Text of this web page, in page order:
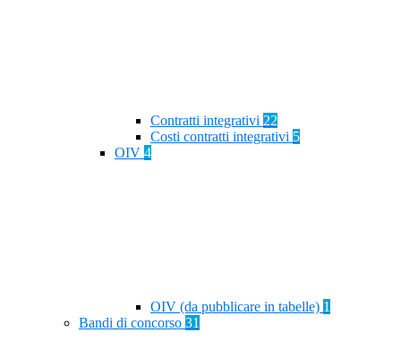
Contratti integrativi 22
Costi contratti integrativi 5
OIV 4
OIV (da pubblicare in tabelle) 1
Bandi di concorso 31